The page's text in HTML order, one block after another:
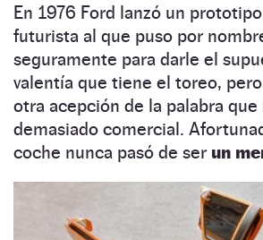
En 1976 Ford lanzó un
futurista al que puso por
seguramente para darle el
valentía que tiene el toreo,
otra acepción de la palabra que
demasiado comercial.
coche nunca pasó de ser un